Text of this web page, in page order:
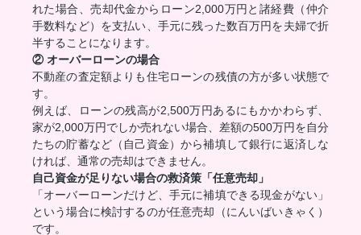
れた場合、売却代金からローン2,000万円と諸経費（仲介
手数料など）を支払い、手元に残った数百万円を夫婦で折
半することになります。
② オーバーローンの場合
不動産の査定額よりも住宅ローンの残債の方が多い状態で
す。
例えば、ローンの残高が2,500万円あるにもかかわらず、
家が2,000万円でしか売れない場合、差額の500万円を自分
たちの貯蓄など（自己資金）から補填して銀行に返済しな
ければ、通常の売却はできません。
自己資金が足りない場合の救済策「任意売却」
「オーバーローンだけど、手元に補填できる現金がない」
という場合に検討するのが任意売却（にんいばいきゃく）
です。